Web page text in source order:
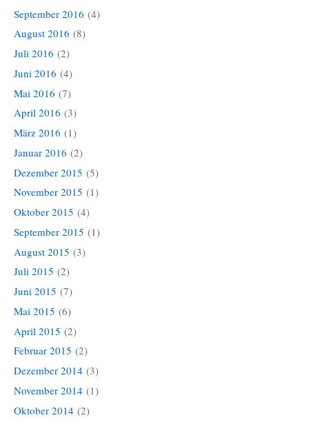
September 2016 (4)
August 2016 (8)
Juli 2016 (2)
Juni 2016 (4)
Mai 2016 (7)
April 2016 (3)
März 2016 (1)
Januar 2016 (2)
Dezember 2015 (5)
November 2015 (1)
Oktober 2015 (4)
September 2015 (1)
August 2015 (3)
Juli 2015 (2)
Juni 2015 (7)
Mai 2015 (6)
April 2015 (2)
Februar 2015 (2)
Dezember 2014 (3)
November 2014 (1)
Oktober 2014 (2)